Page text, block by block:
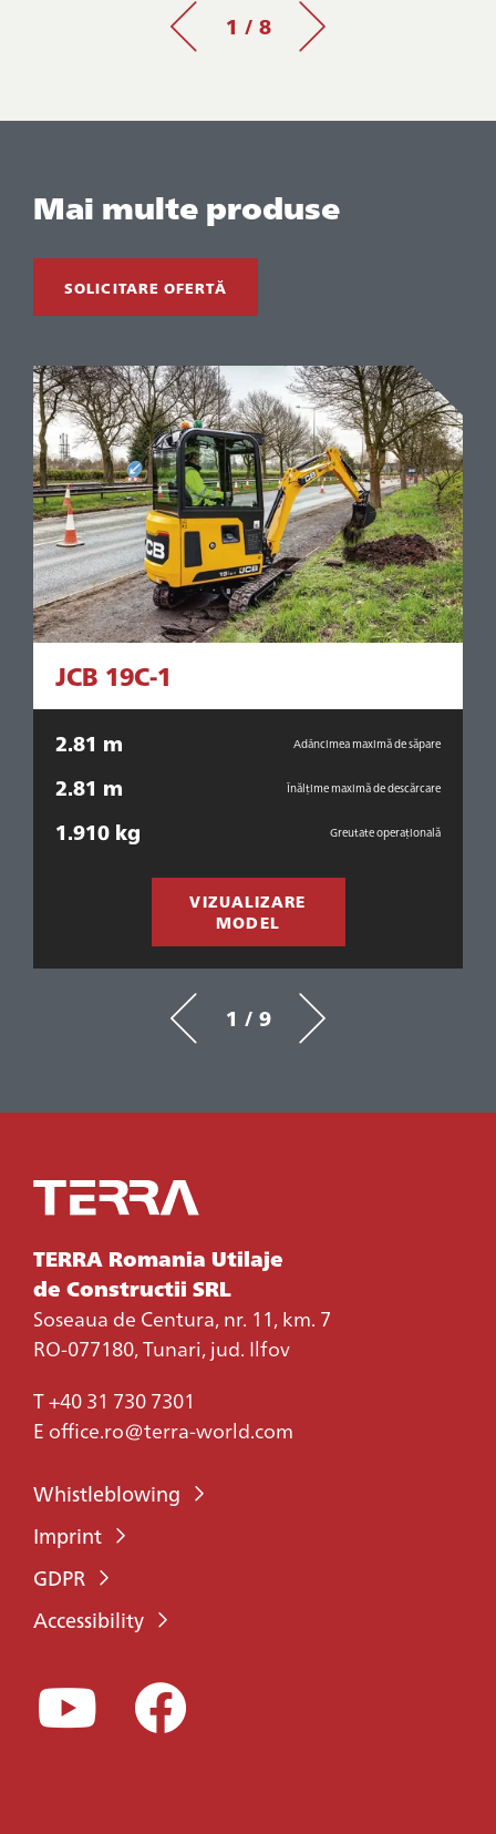
1 / 8
Mai multe produse
SOLICITARE OFERTĂ
JCB 19C-1
2.81 m Adâncimea maximă de săpare
2.81 m Înălțime maximă de descărcare
1.910 kg Greutate operațională
VIZUALIZARE
MODEL
1 / 9
TERRA Romania Utilaje
de Constructii SRL
Soseaua de Centura, nr. 11, km. 7
RO-077180, Tunari, jud. Ilfov
T+40 31 730 7301
E office.ro@terra-world.com
Whistleblowing
Imprint
GDPR
Accessibility